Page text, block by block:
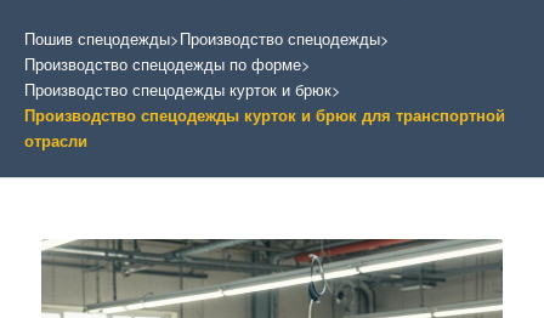
Пошив спецодежды>Производство спецодежды>
Производство спецодежды по форме>
Производство спецодежды курток и брюк>
Производство спецодежды курток и брюк для транспортной
отрасли